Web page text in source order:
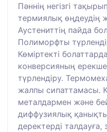
Пәннің негізгі
термиялық өңдеудің
Аустениттің пайда
Полиморфты
Көміртекті
конверсияның
түрлендіру.
жалпы сипаттамасы.
металдармен және
диффузиялық
деректерді